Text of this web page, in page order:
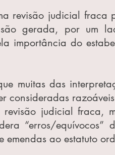
revisão judicial fraca
gerada, por um
importância do
muitas das
consideradas
judicial fraca,
“erros/equívocos”
emendas ao estatuto